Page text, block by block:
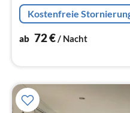
Kostenfreie
ab 72€/ Nacht